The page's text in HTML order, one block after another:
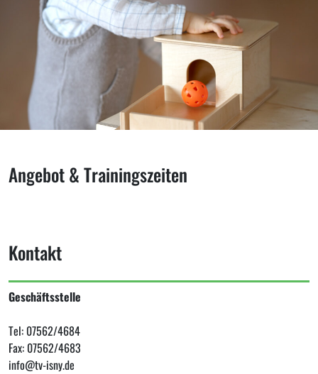
Angebot & Trainingszeiten
Kontakt
Geschäftsstelle
Tel: 07562/4684
Fax: 07562/4683
info@tv-isny.de